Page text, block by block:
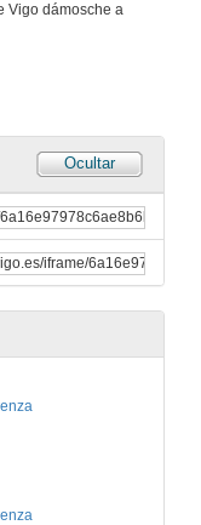
Vigo dámosche a
Ocultar
(4K)